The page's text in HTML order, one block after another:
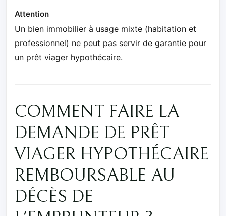
Attention
Un bien immobilier à usage mixte (habitation et
professionnel) ne peut pas servir de garantie pour
un prêt viager hypothécaire.
COMMENT FAIRE LA
DEMANDE DE PRÊT
VIAGER HYPOTHÉCAIRE
REMBOURSABLE AU
DÉCÈS DE